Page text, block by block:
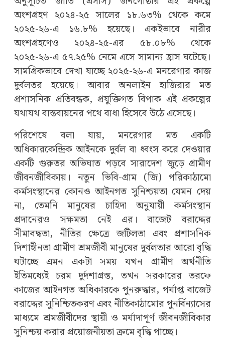
অংশগ্রহণ ২০২৪-২৫ সালের ১৮.৬৩% থেকে কমে
২০২৫-২৬-এ ১৬.৮% হয়েছে। একইভাবে নারীর
অংশগ্রহণেও ২০২৪-২৫-এর ৫৮.০৮% থেকে
২০২৫-২৬-এ ৫৭.২৫% নেমে এসে সামান্য হ্রাস ঘটেছে।
সামগ্রিকভাবে দেখা যাচ্ছে ২০২৫-২৬-এ মনরেগার কাজ
দুর্বলতর হয়েছে। আবার অনলাইন হাজিরার মত
প্রশাসনিক প্রতিবন্ধক, প্রযুক্তিগত বিপাক এই প্রকল্পের
যথাযথ বাস্তবায়নের পথে বাধা হিসেবে উঠে এসেছে।
পরিশেষে বলা যায়, মনরেগার মত একটি
অধিকারকেন্দ্রিক আইনকে দুর্বল বা ধ্বংস করে দেওয়ার
একটি গুরুতর অভিঘাত পড়বে সারাদেশ জুড়ে গ্রামীণ
জীবনজীবিকায়। নতুন ভিবি-গ্রাম (জি) পরিকাঠামো
কর্মসংস্থানের কোন‌ও আইনগত সুনিশ্চয়তা যেমন দেয়
না, তেমনি মানুষের চাহিদা অনুযায়ী কর্মসংস্থান
প্রদানেরও সক্ষমতা নেই এর। বাজেট বরাদ্দের
সীমাবদ্ধতা, নীতির ক্ষেত্রে জটিলতা এবং প্রশাসনিক
দিশাহীনতা গ্রামীণ শ্রমজীবী মানুষের দুর্বলতার আরো বৃদ্ধি
ঘটাচ্ছে এমন একটা সময় যখন গ্রামীণ অর্থনীতি
ইতিমধ্যেই চরম দুর্দশাগ্রস্ত, তখন সরকারের তরফে
কাজের আইনগত অধিকারকে পুনরুদ্ধার, পর্যাপ্ত বাজেট
বরাদ্দের সুনিশ্চিতকরণ এবং নীতিকাঠামোর পুনর্বিন্যাসের
মাধ্যমে শ্রমজীবীদের স্থায়ী ও মর্যাদাপূর্ণ জীবনজীবিকার
সুনিশ্চয় করার প্রয়োজনীয়তা ক্রমে বৃদ্ধি পাচ্ছে।